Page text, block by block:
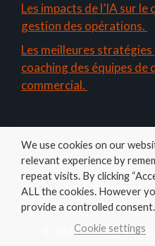
Les impacts de l’IA sur
gestion des opérations.
Les meilleures
coaching des équipes de
commercial.
© 2026 Coacher•
We use cookies on our
relevant experience by
repeat visits. By clicking
ALL the cookies. However
provide a controlled consent.
Cookie settings